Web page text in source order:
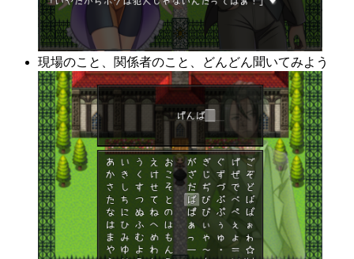
現場のこと、関係者のこと、どんどん聞いてみよう